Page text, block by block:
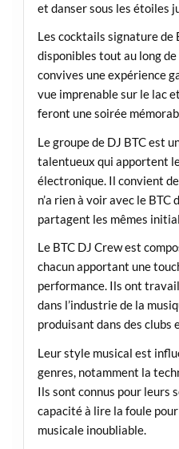
et danser sous les étoiles
Les cocktails signature de
disponibles tout au long
convives une expérience
vue imprenable sur le lac
feront une soirée
Le groupe de DJ BTC est
talentueux qui apportent
électronique. Il convient
n’a rien à voir avec le BTC
partagent les mêmes
Le BTC DJ Crew est
chacun apportant une
performance. Ils ont
dans l’industrie de la
produisant dans des clubs
Leur style musical est
genres, notamment la
Ils sont connus pour leurs
capacité à lire la foule
musicale inoubliable.